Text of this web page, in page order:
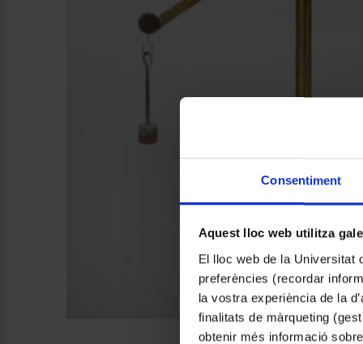
Consentiment
Aquest lloc web utilitza
El lloc web de la Universitat
preferències (recordar
la vostra experiència de la
finalitats de màrqueting
obtenir més informació
Foto: Claudia León Mas